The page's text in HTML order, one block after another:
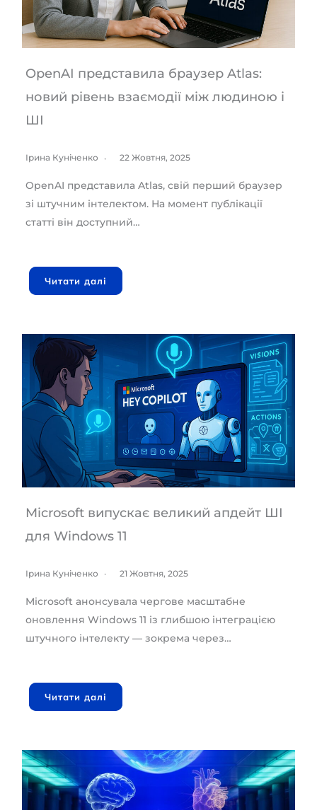
OpenAI представила браузер Atlas:
новий рівень взаємодії між людиною і
ШІ
Ірина Куніченко 22 Жовтня, 2025
OpenAI представила Atlas, свій перший браузер
зі штучним інтелектом. На момент публікації
статті він доступний…
Читати далі
Microsoft випускає великий апдейт ШІ
для Windows 11
Ірина Куніченко 21 Жовтня, 2025
Microsoft анонсувала чергове масштабне
оновлення Windows 11 із глибшою інтеграцією
штучного інтелекту — зокрема через…
Читати далі